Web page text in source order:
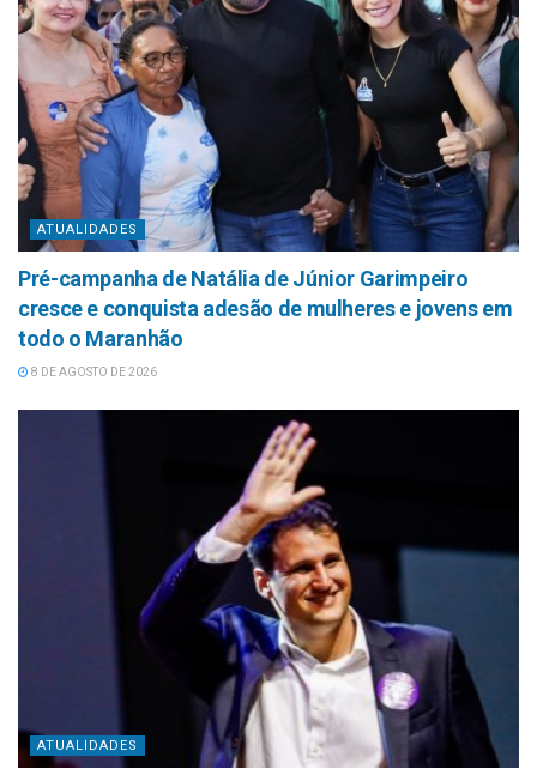
ATUALIDADES
Pré-campanha de Natália de Júnior Garimpeiro
cresce e conquista adesão de mulheres e jovens em
todo o Maranhão
8 DE AGOSTO DE 2026
ATUALIDADES